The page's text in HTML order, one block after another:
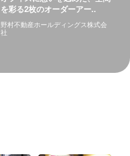
を彩る2枚のオーダーアー..
野村不動産ホールディングス株式会
社